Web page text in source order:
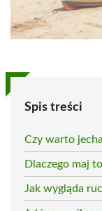
Spis treści
Czy warto
Dlaczego maj
Jak wygląda